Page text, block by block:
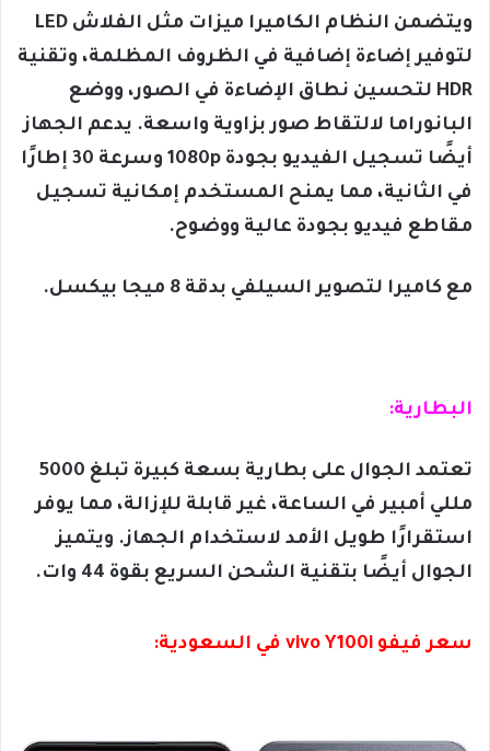
ويتضمن النظام الكاميرا ميزات مثل الفلاش LED
لتوفير إضاءة إضافية في الظروف المظلمة، وتقنية
HDR لتحسين نطاق الإضاءة في الصور، ووضع
البانوراما لالتقاط صور بزاوية واسعة. يدعم الجهاز
أيضًا تسجيل الفيديو بجودة 1080p وسرعة 30 إطارًا
في الثانية، مما يمنح المستخدم إمكانية تسجيل
مقاطع فيديو بجودة عالية ووضوح.
مع كاميرا لتصوير السيلفي بدقة 8 ميجا بيكسل.
البطارية:
تعتمد الجوال على بطارية بسعة كبيرة تبلغ 5000
مللي أمبير في الساعة، غير قابلة للإزالة، مما يوفر
استقرارًا طويل الأمد لاستخدام الجهاز. ويتميز
الجوال أيضًا بتقنية الشحن السريع بقوة 44 وات.
سعر فيفو vivo Y100i في السعودية: